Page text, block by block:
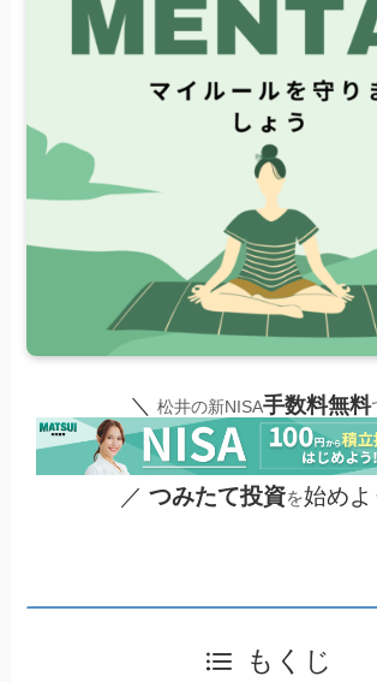
＼ 松井の新NISA手数料無料
／ つみたて投資を始めよ
もくじ